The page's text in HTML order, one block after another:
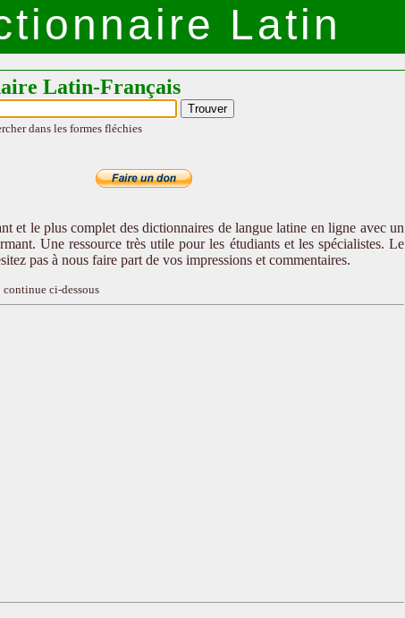
Latin
Latin-Français
dans les formes fléchies
et le plus complet des dictionnaires de langue latine en ligne avec un
Une ressource très utile pour les étudiants et les spécialistes. Le
pas à nous faire part de vos impressions et commentaires.
continue ci-dessous